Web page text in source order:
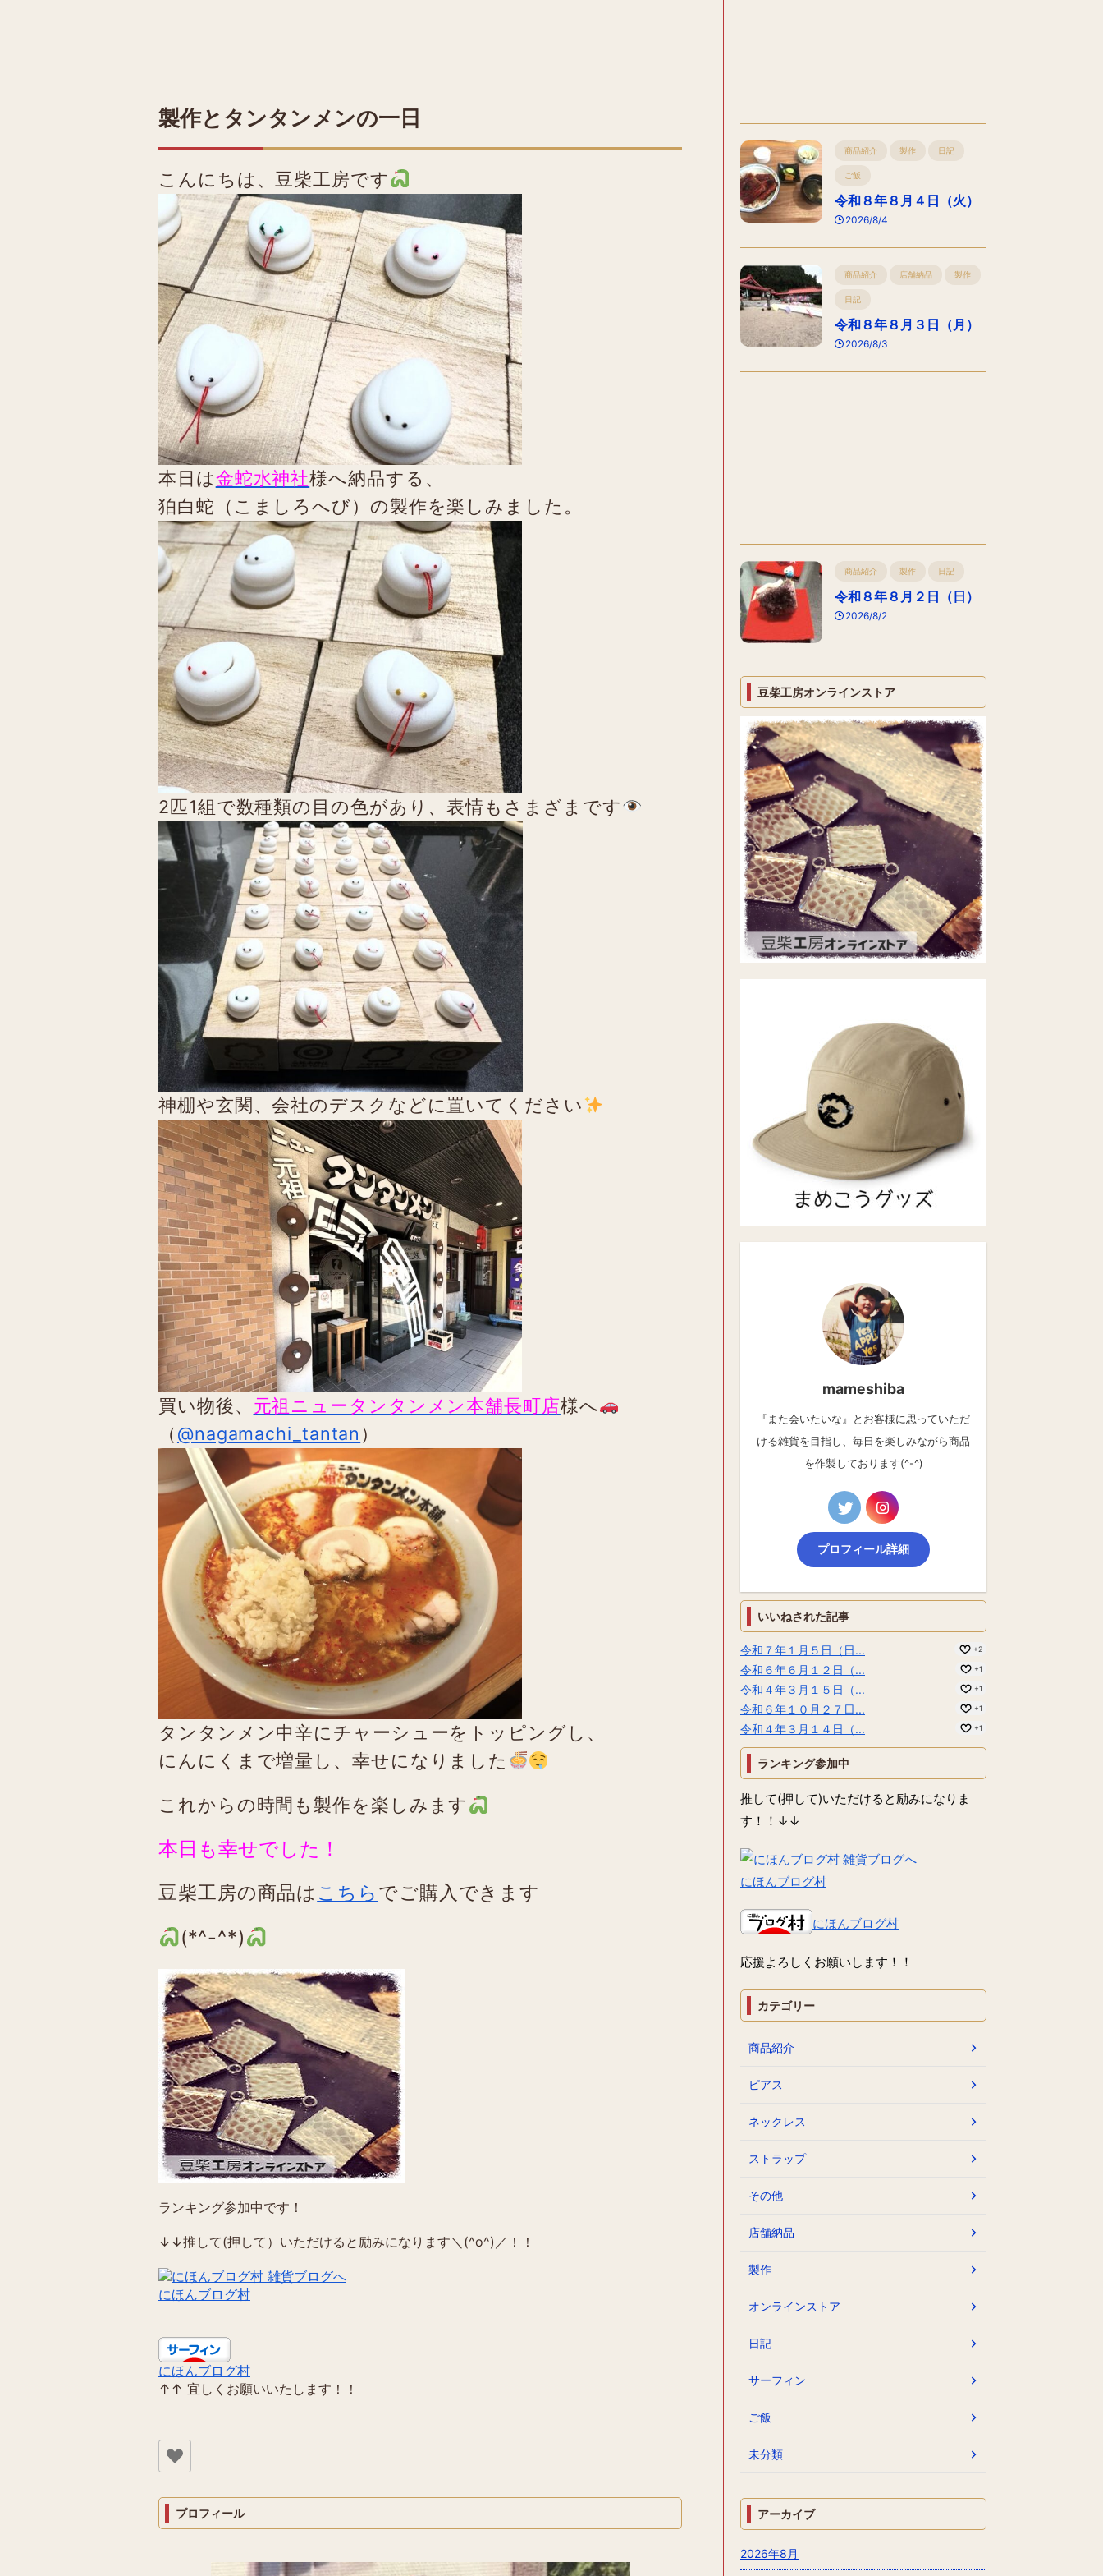
製作とタンタンメンの一日
こんにちは、豆柴工房です
本日は金蛇水神社様へ納品する、
狛白蛇（こましろへび）の製作を楽しみました。
2匹1組で数種類の目の色があり、表情もさまざまです
神棚や玄関、会社のデスクなどに置いてください
買い物後、 元祖ニュータンタンメン本舗長町店様へ
（@nagamachi_tantan ）
タンタンメン中辛にチャーシューをトッピングし、
にんにくまで増量し、幸せになりました
これからの時間も製作を楽しみます
本日も幸せでした！
豆柴工房の商品は こちら でご購入できます
(*^-^*)
ランキング参加中です！
↓↓推して(押して）いただけると励みになります＼(^o^)／！！
にほんブログ村
にほんブログ村
↑↑ 宜しくお願いいたします！！
プロフィール
商品紹介 製作 日記
ご飯
令和８年８月４日（火）
2026/8/4
商品紹介 店舗納品 製作
日記
令和８年８月３日（月）
2026/8/3
商品紹介 製作 日記
令和８年８月２日（日）
2026/8/2
豆柴工房オンラインストア
mameshiba
『また会いたいな』とお客様に思っていただ
ける雑貨を目指し、毎日を楽しみながら商品
を作製しております(^-^)
プロフィール詳細
いいねされた記事
令和７年１月５日（日... +2
令和６年６月１２日（... +1
令和４年３月１５日（... +1
令和６年１０月２７日... +1
令和４年３月１４日（... +1
ランキング参加中
推して(押して)いただけると励みになりま
す！！↓↓
にほんブログ村
にほんブログ村
応援よろしくお願いします！！
カテゴリー
商品紹介
ピアス
ネックレス
ストラップ
その他
店舗納品
製作
オンラインストア
日記
サーフィン
ご飯
未分類
アーカイブ
2026年8月